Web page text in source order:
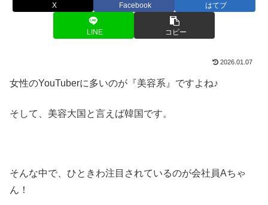
X Facebook はてブ
LINE コピー
2026.01.07
女性のYouTuberに多いのが『美容系』ですよね♪
そして、美容大国と言えば韓国です。
そんな中で、ひときわ注目されているのが会社員Aちゃ
ん！